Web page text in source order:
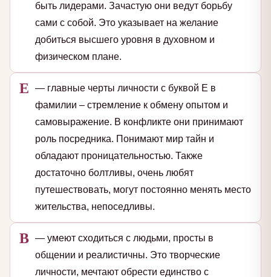
быть лидерами. Зачастую они ведут борьбу
сами с собой. Это указывает на желание
добиться высшего уровня в духовном и
физическом плане.
Е
— главные черты личности с буквой Е в
фамилии – стремление к обмену опытом и
самовыражение. В конфликте они принимают
роль посредника. Понимают мир тайн и
обладают проницательностью. Также
достаточно болтливы, очень любят
путешествовать, могут постоянно менять место
жительства, непоседливы.
В — умеют сходиться с людьми, просты в
общении и реалистичны. Это творческие
личности, мечтают обрести единство с